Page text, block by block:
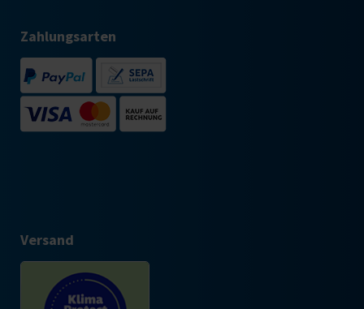
Zahlungsarten
Versand